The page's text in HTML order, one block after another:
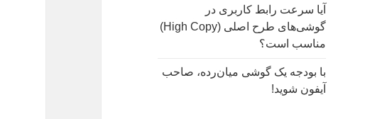
آیا سرعت رابط کاربری در
گوشی‌های طرح اصلی (High Copy)
مناسب است؟
با بودجه یک گوشی میان‌رده، صاحب
آیفون شوید!